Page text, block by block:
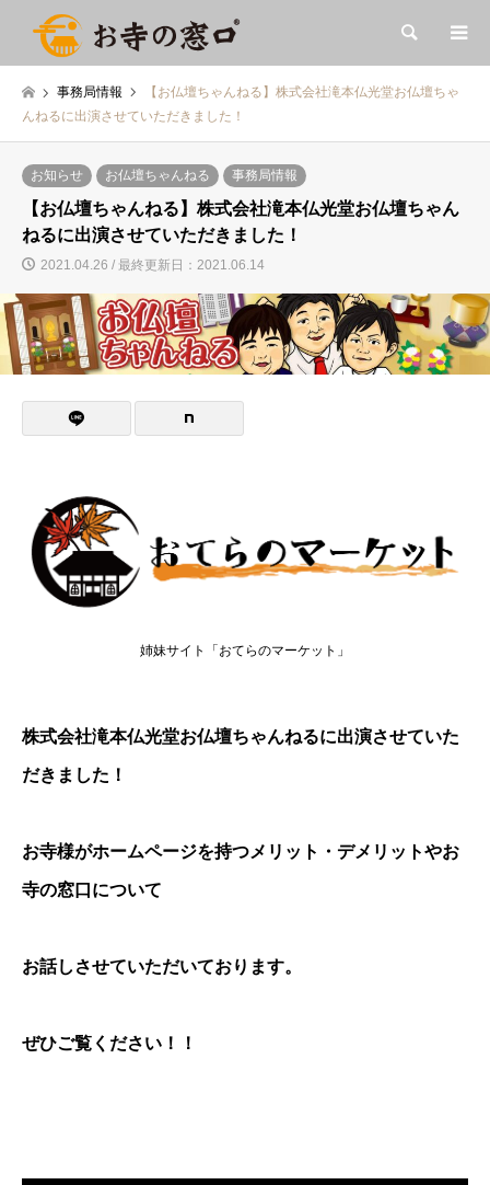
検索
事務局情報
【お仏壇ちゃんねる】株式会社滝本仏光堂お仏壇ちゃ
んねるに出演させていただきました！
お知らせ お仏壇ちゃんねる 事務局情報
【お仏壇ちゃんねる】株式会社滝本仏光堂お仏壇ちゃん
ねるに出演させていただきました！
2021.04.26 / 最終更新日：2021.06.14
姉妹サイト「おてらのマーケット」
株式会社滝本仏光堂お仏壇ちゃんねるに出演させていた
だきました！
お寺様がホームページを持つメリット・デメリットやお
寺の窓口について
お話しさせていただいております。
ぜひご覧ください！！